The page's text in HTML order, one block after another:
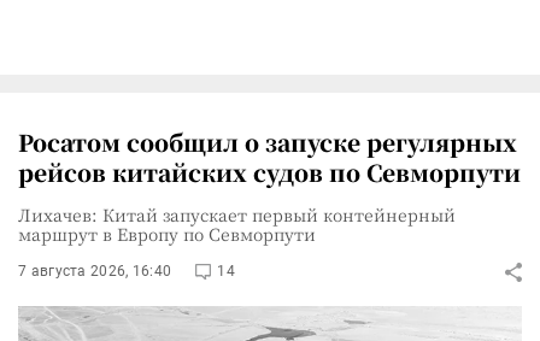
Росатом сообщил о запуске регулярных
рейсов китайских судов по Севморпути
Лихачев: Китай запускает первый контейнерный
маршрут в Европу по Севморпути
7 августа 2026, 16:40 14